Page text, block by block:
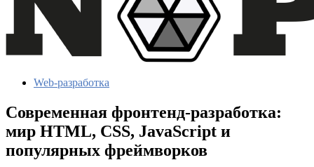
Web-разработка
Современная фронтенд-разработка:
мир HTML, CSS, JavaScript и
популярных фреймворков